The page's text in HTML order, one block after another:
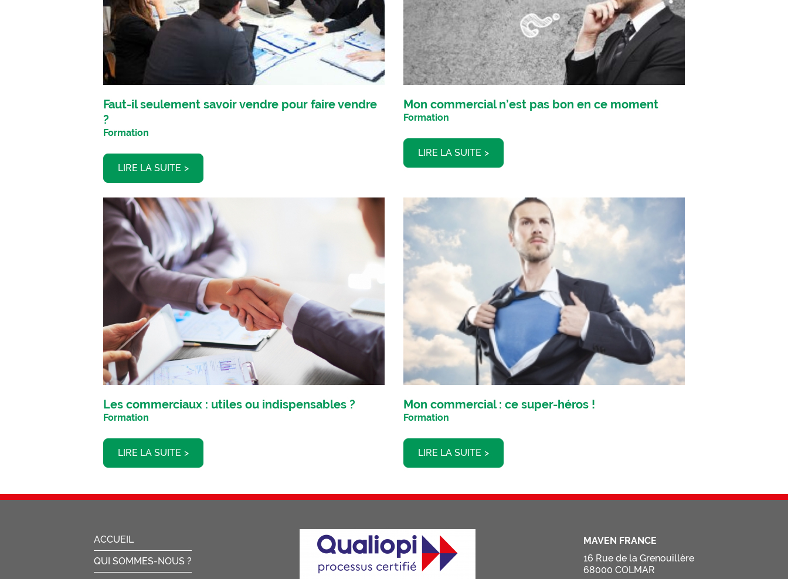
Faut-il seulement savoir vendre pour faire vendre
?
Formation
LIRE LA SUITE
Mon commercial n’est pas bon en ce moment
Formation
LIRE LA SUITE
Les commerciaux : utiles ou indispensables ?
Formation
LIRE LA SUITE
Mon commercial : ce super-héros !
Formation
LIRE LA SUITE
ACCUEIL
QUI SOMMES-NOUS ?
MAVEN FRANCE
16 Rue de la Grenouillère
68000 COLMAR